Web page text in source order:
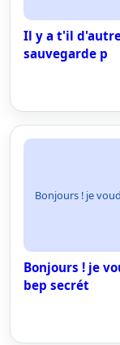
Il y a t'il
sauvegarde p
Bonjours ! je
Bonjours ! je
bep secrét